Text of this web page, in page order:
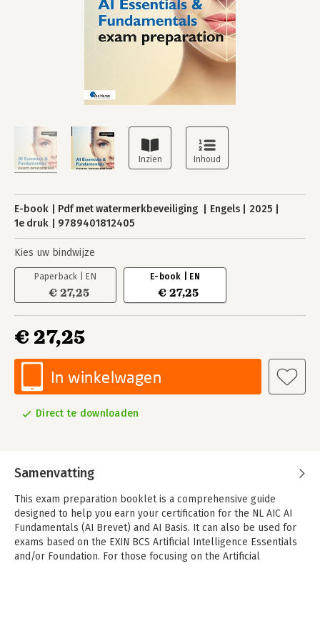
E-book Pdf met watermerkbeveiliging Engels
2025
1e druk
9789401812405
Kies uw bindwijze
Paperback | EN
€ 27,25
E-book | EN
€ 27,25
€ 27,25
In winkelwagen
Direct te downloaden
Samenvatting
This exam preparation booklet is a comprehensive guide
designed to help you earn your certification for the NL AIC AI
Fundamentals (AI Brevet) and AI Basis. It can also be used for
exams based on the EXIN BCS Artificial Intelligence Essentials
and/or Foundation. For those focusing on the Artificial